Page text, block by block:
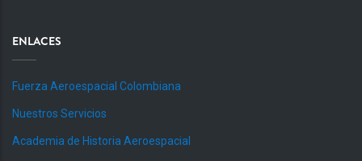
ENLACES
Fuerza Aeroespacial Colombiana
Nuestros Servicios
Academia de Historia Aeroespacial